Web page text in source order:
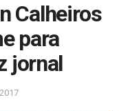
Calheiros
para
jornal